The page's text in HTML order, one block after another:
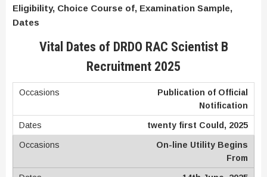
Eligibility, Choice Course of, Examination Sample,
Dates
Vital Dates of DRDO RAC Scientist B
Recruitment 2025
Publication of Official
Notification
twenty first Could, 2025
On-line Utility Begins
From